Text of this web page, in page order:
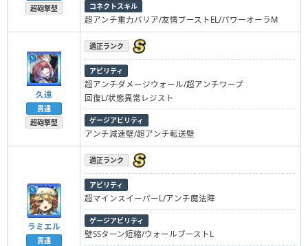
超砲撃型
コネクトスキル
超アンチ重力バリア/友情ブーストEL/パワーオーラM
久遠
貫通
超砲撃型
適正ランク
アビリティ
超アンチダメージウォール/超アンチワープ
回復L/状態異常レジスト
ゲージアビリティ
アンチ減速壁/超アンチ転送壁
ラミエル
貫通
適正ランク
アビリティ
超マインスイーパーL/アンチ魔法陣
ゲージアビリティ
壁SSターン短縮/ウォールブーストL